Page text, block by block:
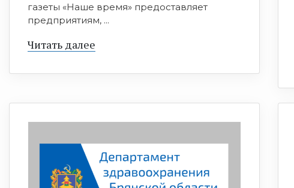
газеты «Наше время» предоставляет
предприятиям, ...
Читать далее